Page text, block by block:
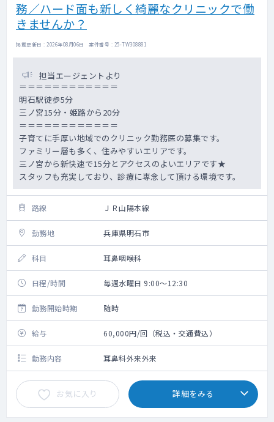
務／ハード面も新しく綺麗なクリニックで働
きませんか？
掲載更新日 : 2026年08月06日 案件番号 : 25-TW308881
担当エージェントより
＝＝＝＝＝＝＝＝＝＝＝＝
明石駅徒歩5分
三ノ宮15分・姫路から20分
＝＝＝＝＝＝＝＝＝＝＝＝
子育てに手厚い地域でのクリニック勤務医の募集です。
ファミリー層も多く、住みやすいエリアです。
三ノ宮から新快速で15分とアクセスのよいエリアです★
スタッフも充実しており、診療に専念して頂ける環境です。
路線 ＪＲ山陽本線
勤務地 兵庫県明石市
科目 耳鼻咽喉科
日程/時間 毎週水曜日 9:00～12:30
勤務開始時期 随時
給与 60,000円/回（税込・交通費込）
勤務内容 耳鼻科外来外来
お気に入り 詳細をみる